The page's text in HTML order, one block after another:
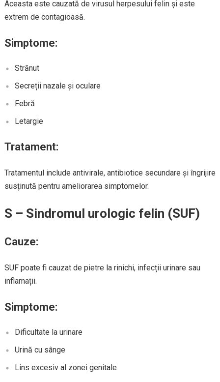
Aceasta este cauzată de virusul herpesului felin și este
extrem de contagioasă.
Simptome:
Strănut
Secreții nazale și oculare
Febră
Letargie
Tratament:
Tratamentul include antivirale, antibiotice secundare și îngrijire
susținută pentru ameliorarea simptomelor.
S – Sindromul urologic felin (SUF)
Cauze:
SUF poate fi cauzat de pietre la rinichi, infecții urinare sau
inflamații.
Simptome:
Dificultate la urinare
Urină cu sânge
Lins excesiv al zonei genitale